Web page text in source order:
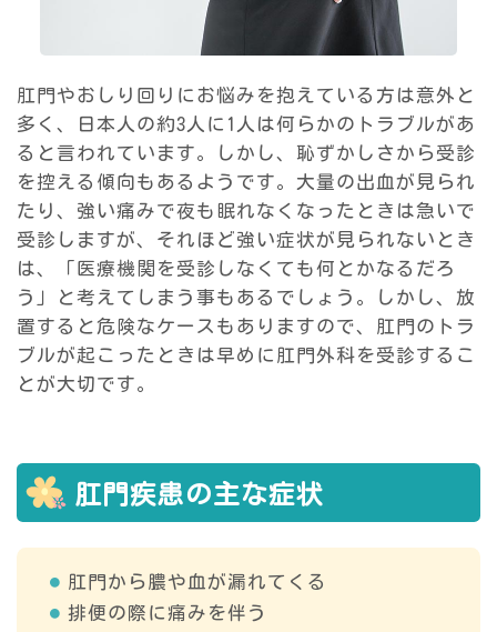
肛門やおしり回りにお悩みを抱えている方は意外と
多く、日本人の約3人に1人は何らかのトラブルがあ
ると言われています。しかし、恥ずかしさから受診
を控える傾向もあるようです。大量の出血が見られ
たり、強い痛みで夜も眠れなくなったときは急いで
受診しますが、それほど強い症状が見られないとき
は、「医療機関を受診しなくても何とかなるだろ
う」と考えてしまう事もあるでしょう。しかし、放
置すると危険なケースもありますので、肛門のトラ
ブルが起こったときは早めに肛門外科を受診するこ
とが大切です。
肛門疾患の主な症状
肛門から膿や血が漏れてくる
排便の際に痛みを伴う